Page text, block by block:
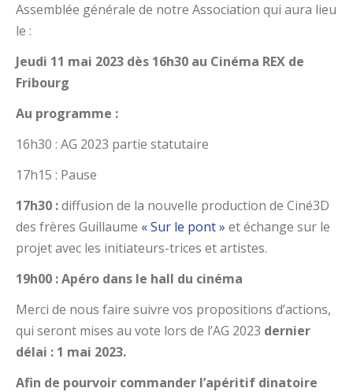
Assemblée générale de notre Association qui aura lieu
le :
Jeudi 11 mai 2023 dès 16h30 au Cinéma REX de
Fribourg
Au programme :
16h30 : AG 2023 partie statutaire
17h15 : Pause
17h30 :diffusion de la nouvelle production de Ciné3D
des frères Guillaume « Sur le pont » et échange sur le
projet avec les initiateurs-trices et artistes.
19h00 : Apéro dans le hall du cinéma
Merci de nous faire suivre vos propositions d’actions,
qui seront mises au vote lors de l’AG 2023 dernier
délai : 1 mai 2023.
Afin de pourvoir commander l’apéritif dinatoire